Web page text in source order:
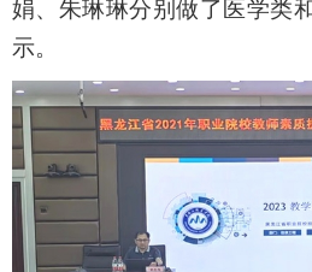
娟、朱琳琳分别做了医学类
示。